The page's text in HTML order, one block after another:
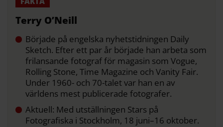
Terry O’Neill
Började på engelska nyhetstidningen Daily
Sketch. ­Efter ett par år började han arbeta som
frilansande fotograf för magasin som Vogue,
Rolling Stone, Time Magazine och Vanity Fair.
Under 1960- och 70-talet var han en av
världens mest publicerade fotografer.
Aktuell: Med utställningen Stars på
Fotografiska i Stockholm, 18 juni–16 ­oktober.